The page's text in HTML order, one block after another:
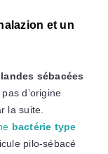
et un
sébacées
d’origine
la suite.
bactérie type
pilo-sébacé